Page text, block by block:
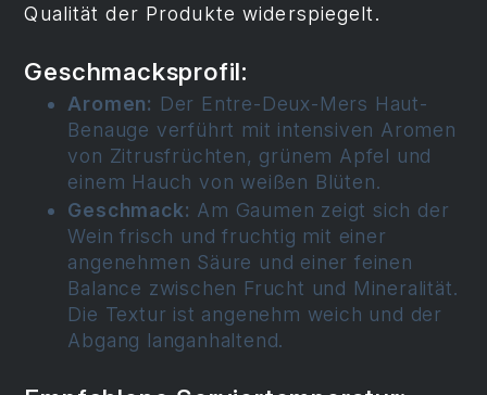
Qualität der Produkte widerspiegelt.
Geschmacksprofil:
Aromen: Der Entre-Deux-Mers Haut-
Benauge verführt mit intensiven Aromen
von Zitrusfrüchten, grünem Apfel und
einem Hauch von weißen Blüten.
Geschmack: Am Gaumen zeigt sich der
Wein frisch und fruchtig mit einer
angenehmen Säure und einer feinen
Balance zwischen Frucht und Mineralität.
Die Textur ist angenehm weich und der
Abgang langanhaltend.